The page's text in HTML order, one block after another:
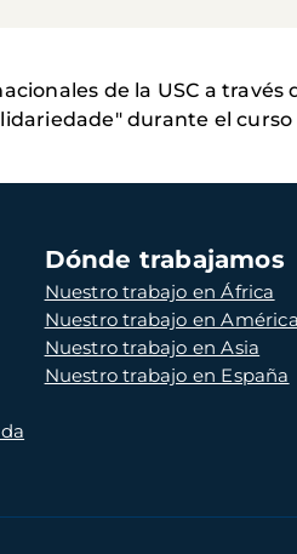
de la USC a través
durante el curso
Dónde trabajamos
Nuestro trabajo en África
Nuestro trabajo en América
Nuestro trabajo en Asia
Nuestro trabajo en España